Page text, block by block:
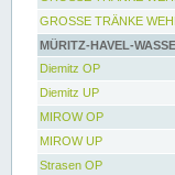
GROSSE TRÄNKE
MÜRITZ-HAVEL-
Diemitz OP
Diemitz UP
MIROW OP
MIROW UP
Strasen OP